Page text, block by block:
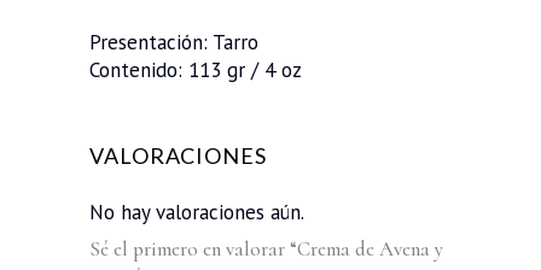
Presentación: Tarro
Contenido: 113 gr / 4 oz
VALORACIONES
No hay valoraciones aún.
Sé el primero en valorar “Crema de Avena y